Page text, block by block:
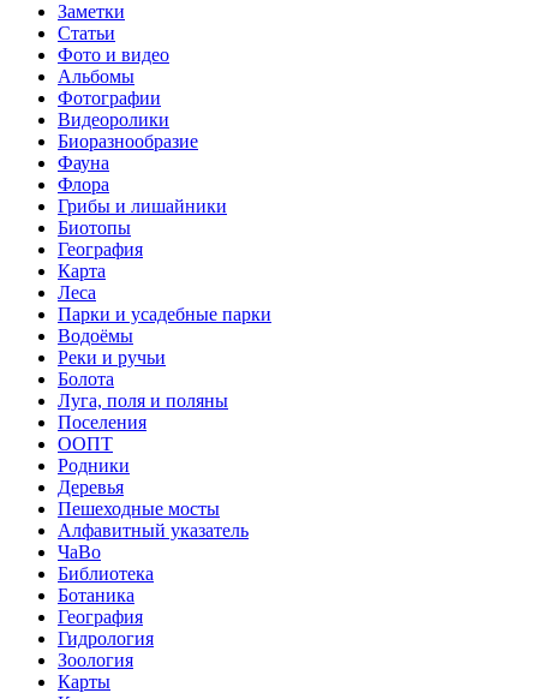
Заметки
Статьи
Фото и видео
Альбомы
Фотографии
Видеоролики
Биоразнообразие
Фауна
Флора
Грибы и лишайники
Биотопы
География
Карта
Леса
Парки и усадебные парки
Водоёмы
Реки и ручьи
Болота
Луга, поля и поляны
Поселения
ООПТ
Родники
Деревья
Пешеходные мосты
Алфавитный указатель
ЧаВо
Библиотека
Ботаника
География
Гидрология
Зоология
Карты